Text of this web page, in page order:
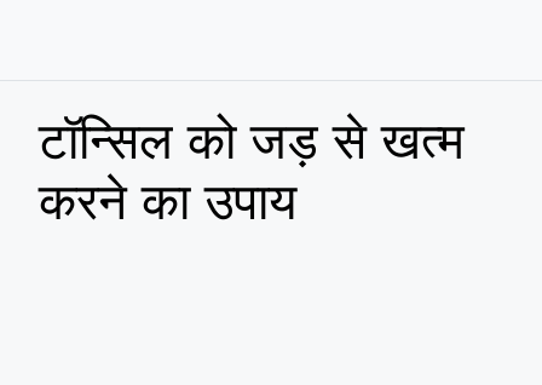
टॉन्सिल को जड़ से खत्म
करने का उपाय